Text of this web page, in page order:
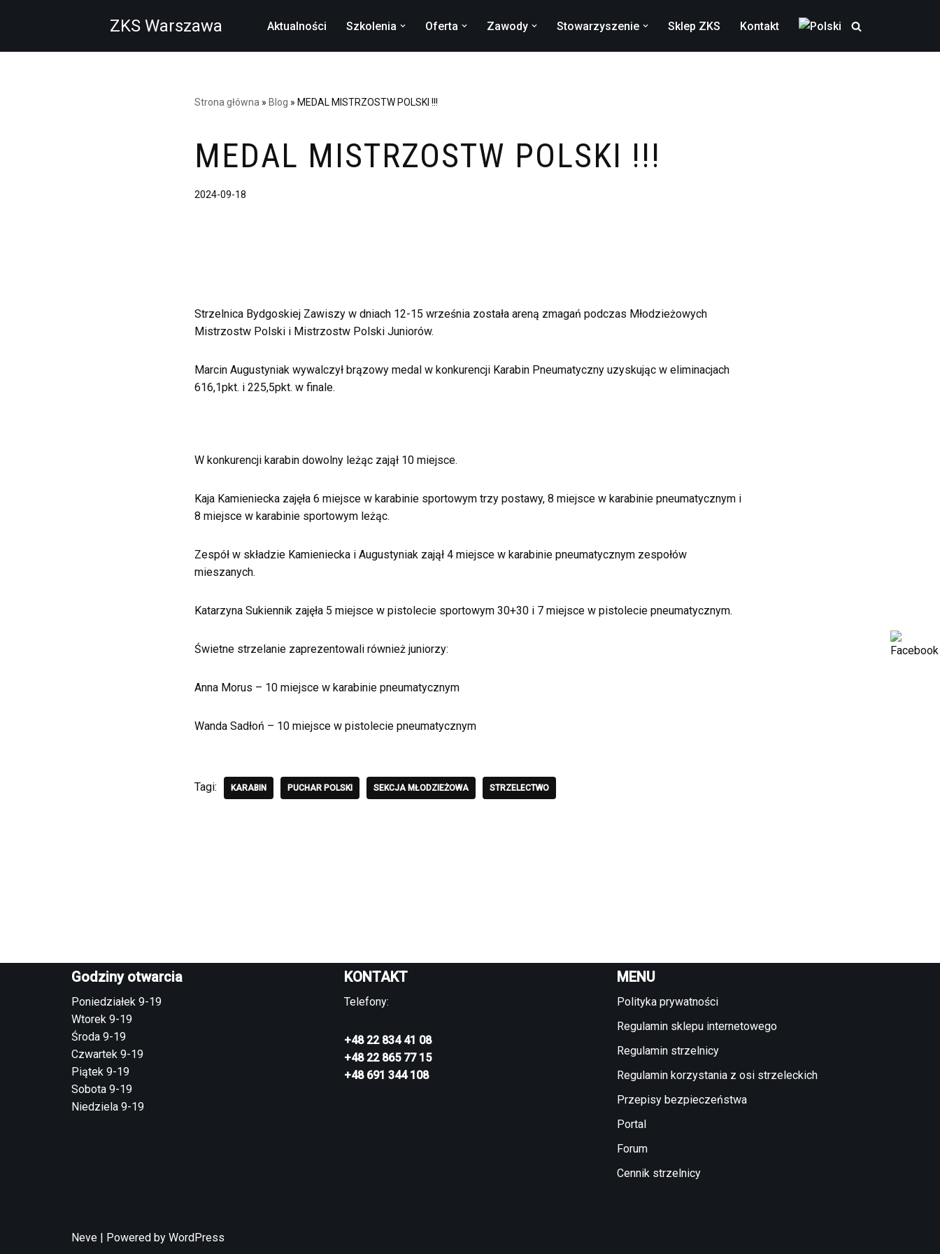
do
ZKS Warszawa Aktualności Szkolenia Oferta Zawody Stowarzyszenie Sklep ZKS Kontakt
Strona główna » Blog » MEDAL MISTRZOSTW POLSKI !!!
MEDAL MISTRZOSTW POLSKI !!!
2024-09-18
Strzelnica Bydgoskiej Zawiszy w dniach 12-15 września została areną zmagań podczas Młodzieżowych
Mistrzostw Polski i Mistrzostw Polski Juniorów.
Marcin Augustyniak wywalczył brązowy medal w konkurencji Karabin Pneumatyczny uzyskując w eliminacjach
616,1pkt. i 225,5pkt. w finale.
W konkurencji karabin dowolny leżąc zajął 10 miejsce.
Kaja Kamieniecka zajęła 6 miejsce w karabinie sportowym trzy postawy, 8 miejsce w karabinie pneumatycznym i
8 miejsce w karabinie sportowym leżąc.
Zespół w składzie Kamieniecka i Augustyniak zajął 4 miejsce w karabinie pneumatycznym zespołów
mieszanych.
Katarzyna Sukiennik zajęła 5 miejsce w pistolecie sportowym 30+30 i 7 miejsce w pistolecie pneumatycznym.
Świetne strzelanie zaprezentowali również juniorzy:
Anna Morus – 10 miejsce w karabinie pneumatycznym
Wanda Sadłoń – 10 miejsce w pistolecie pneumatycznym
Tagi: KARABIN PUCHAR POLSKI SEKCJA MŁODZIEŻOWA STRZELECTWO
Godziny otwarcia
Poniedziałek 9-19
Wtorek 9-19
Środa 9-19
Czwartek 9-19
Piątek 9-19
Sobota 9-19
Niedziela 9-19
KONTAKT
Telefony:
+48 22 834 41 08
+48 22 865 77 15
+48 691 344 108
MENU
Polityka prywatności
Regulamin sklepu internetowego
Regulamin strzelnicy
Regulamin korzystania z osi strzeleckich
Przepisy bezpieczeństwa
Portal
Forum
Cennik strzelnicy
Neve | Powered by WordPress